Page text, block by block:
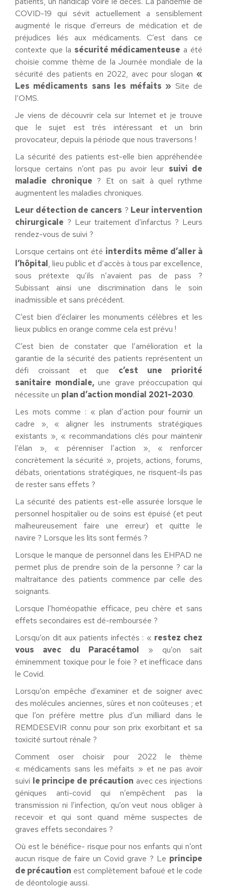
COVID-19 qui sévit actuellement a sensiblement
augmenté le risque d’erreurs de médication et de
préjudices liés aux médicaments. C’est dans ce
contexte que la sécurité médicamenteuse a été
choisie comme thème de la Journée mondiale de la
sécurité des patients en 2022, avec pour slogan «
Les médicaments sans les méfaits » Site de
l’OMS.
Je viens de découvrir cela sur Internet et je trouve
que le sujet est très intéressant et un brin
provocateur, depuis la période que nous traversons !
La sécurité des patients est-elle bien appréhendée
lorsque certains n’ont pas pu avoir leur suivi de
maladie chronique ? Et on sait à quel rythme
augmentent les maladies chroniques.
Leur détection de cancers ? Leur intervention
chirurgicale ? Leur traitement d’infarctus ? Leurs
rendez-vous de suivi ?
Lorsque certains ont été interdits même d’aller à
l’hôpital, lieu public et d’accès à tous par excellence,
sous prétexte qu’ils n’avaient pas de pass ?
Subissant ainsi une discrimination dans le soin
inadmissible et sans précédent.
C’est bien d’éclairer les monuments célèbres et les
lieux publics en orange comme cela est prévu !
C’est bien de constater que l’amélioration et la
garantie de la sécurité des patients représentent un
défi croissant et que c’est une priorité
sanitaire mondiale,une grave préoccupation qui
nécessite un plan d’action mondial 2021-2030.
Les mots comme : « plan d’action pour fournir un
cadre », « aligner les instruments stratégiques
existants », « recommandations clés pour maintenir
l’élan », « pérenniser l’action », « renforcer
concrètement la sécurité », projets, actions, forums,
débats, orientations stratégiques, ne risquent-ils pas
de rester sans effets ?
La sécurité des patients est-elle assurée lorsque le
personnel hospitalier ou de soins est épuisé (et peut
malheureusement faire une erreur) et quitte le
navire ? Lorsque les lits sont fermés ?
Lorsque le manque de personnel dans les EHPAD ne
permet plus de prendre soin de la personne ? car la
maltraitance des patients commence par celle des
soignants.
Lorsque l’homéopathie efficace, peu chère et sans
effets secondaires est dé-remboursée ?
Lorsqu’on dit aux patients infectés : « restez chez
vous avec du Paracétamol » qu’on sait
éminemment toxique pour le foie ? et inefficace dans
le Covid.
Lorsqu’on empêche d’examiner et de soigner avec
des molécules anciennes, sûres et non coûteuses ; et
que l’on préfère mettre plus d’un milliard dans le
REMDESEVIR connu pour son prix exorbitant et sa
toxicité surtout rénale ?
Comment oser choisir pour 2022 le thème
« médicaments sans les méfaits » et ne pas avoir
suivi le principe de précaution avec ces injections
géniques anti-covid qui n’empêchent pas la
transmission ni l’infection, qu’on veut nous obliger à
recevoir et qui sont quand même suspectes de
graves effets secondaires ?
Où est le bénéfice- risque pour nos enfants qui n’ont
aucun risque de faire un Covid grave ? Le principe
de précaution est complètement bafoué et le code
de déontologie aussi.